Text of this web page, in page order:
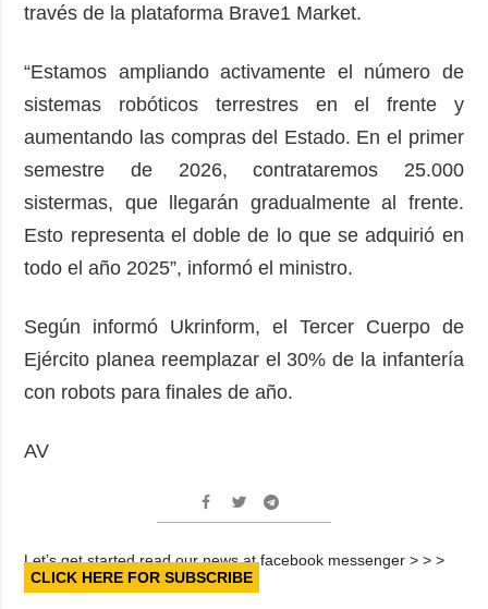
través de la plataforma Brave1 Market.
“Estamos ampliando activamente el número de
sistemas robóticos terrestres en el frente y
aumentando las compras del Estado. En el primer
semestre de 2026, contrataremos 25.000
sistermas, que llegarán gradualmente al frente.
Esto representa el doble de lo que se adquirió en
todo el año 2025”, informó el ministro.
Según informó Ukrinform, el Tercer Cuerpo de
Ejército planea reemplazar el 30% de la infantería
con robots para finales de año.
AV
Let’s get started read our news at facebook messenger > > >
CLICK HERE FOR SUBSCRIBE